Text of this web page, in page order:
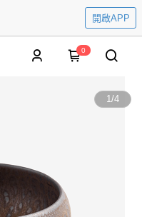
開啟APP
0
1/4